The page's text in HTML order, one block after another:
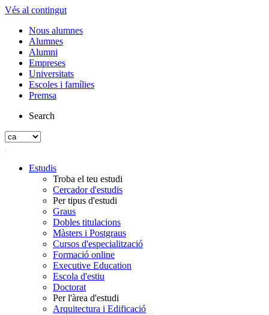
Vés al contingut
Nous alumnes
Alumnes
Alumni
Empreses
Universitats
Escoles i famílies
Premsa
Search
Estudis
Troba el teu estudi
Cercador d'estudis
Per tipus d'estudi
Graus
Dobles titulacions
Màsters i Postgraus
Cursos d'especialització
Formació online
Executive Education
Escola d'estiu
Doctorat
Per l'àrea d'estudi
Arquitectura i Edificació